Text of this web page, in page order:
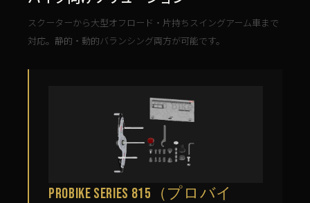
スクーターから大型オフロード・片持ちスイングアーム車まで
対応。静的・動的バランシング両方が可能です。
ProBike Series 815（プロバイ